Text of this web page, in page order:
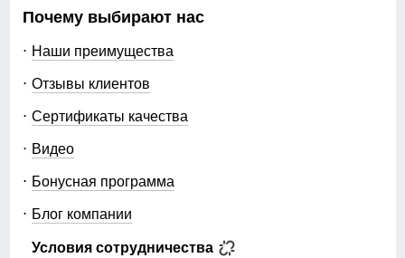
Почему выбирают нас
Наши преимущества
Отзывы клиентов
Сертификаты качества
Видео
Бонусная программа
Блог компании
Условия сотрудничества